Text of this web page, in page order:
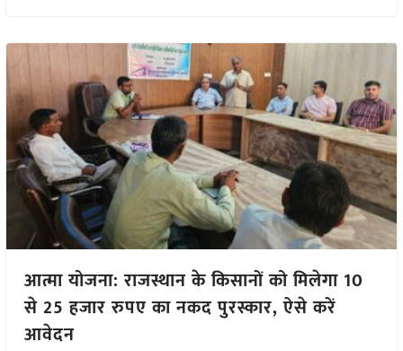
आत्मा योजना: राजस्थान के किसानों को मिलेगा 10
से 25 हजार रुपए का नकद पुरस्कार, ऐसे करें
आवेदन